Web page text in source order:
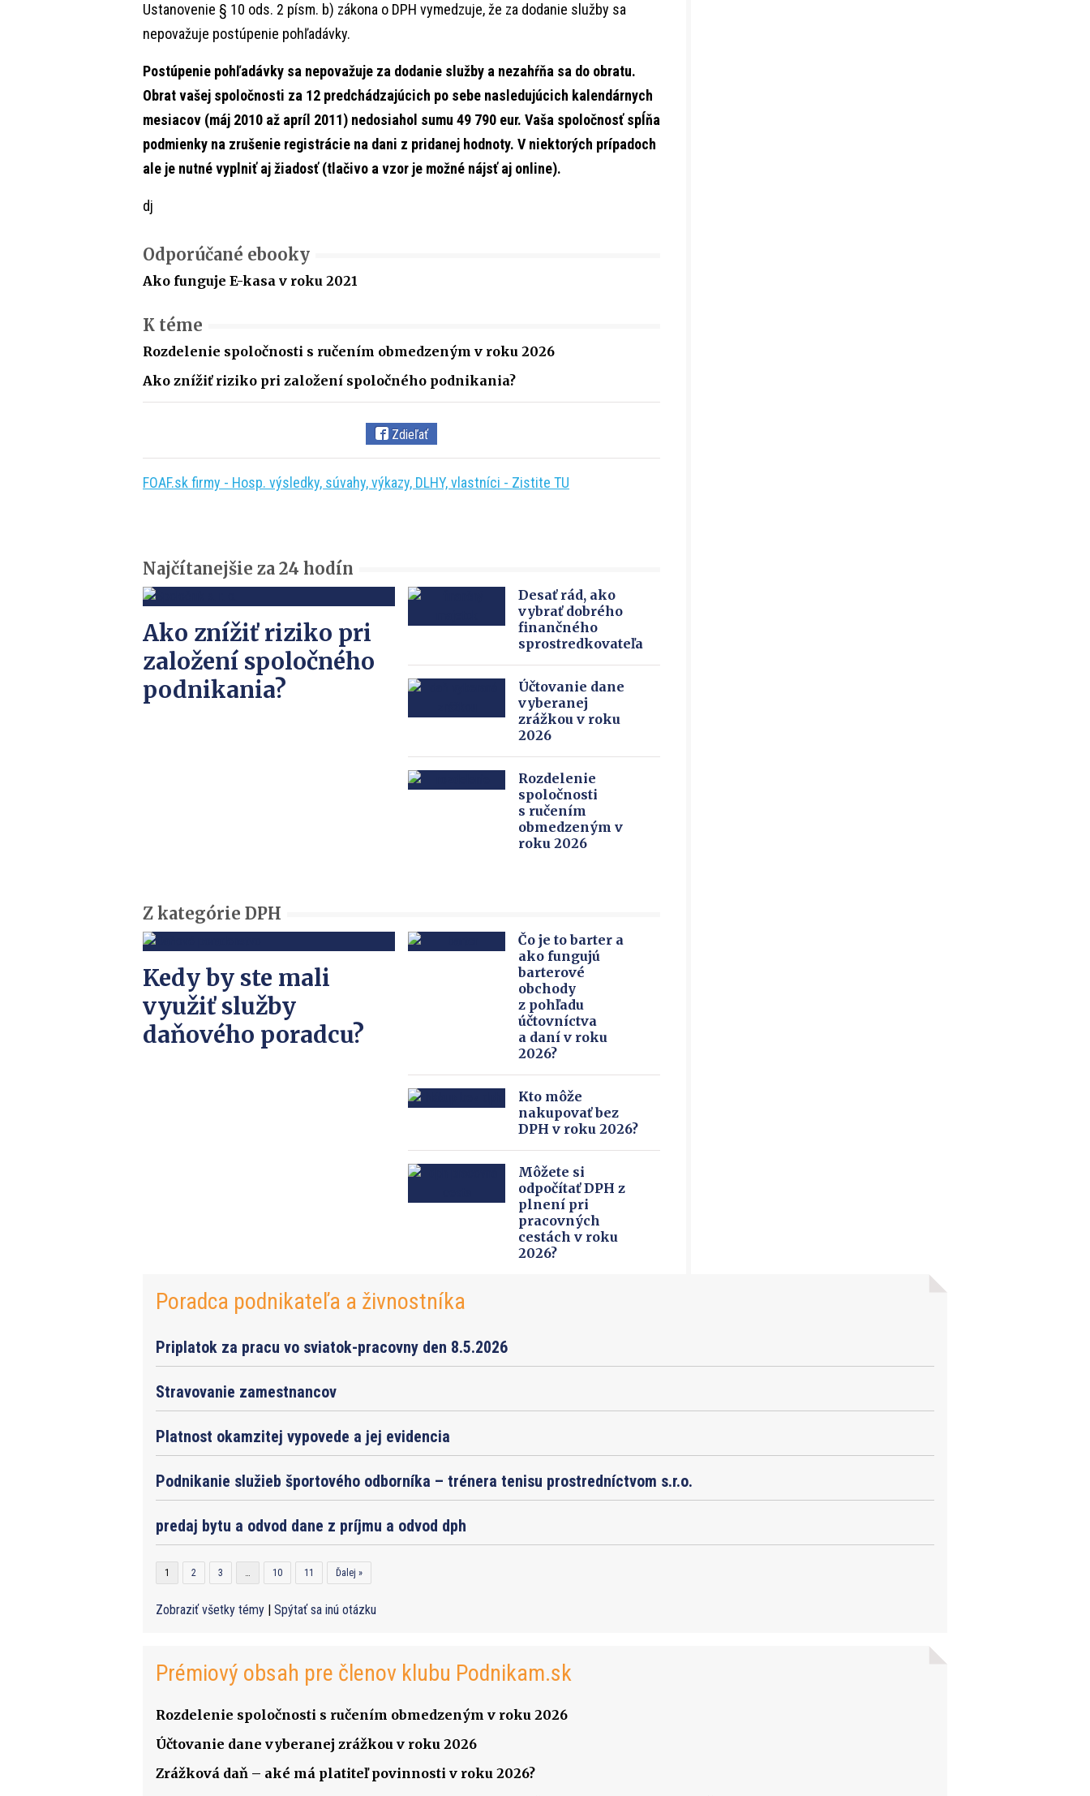
Ustanovenie § 10 ods. 2 písm. b) zákona o DPH vymedzuje, že za dodanie služby sa
nepovažuje postúpenie pohľadávky.
Postúpenie pohľadávky sa nepovažuje za dodanie služby a nezahŕňa sa do obratu.
Obrat vašej spoločnosti za 12 predchádzajúcich po sebe nasledujúcich kalendárnych
mesiacov (máj 2010 až apríl 2011) nedosiahol sumu 49 790 eur. Vaša spoločnosť spĺňa
podmienky na zrušenie registrácie na dani z pridanej hodnoty. V niektorých prípadoch
ale je nutné vyplniť aj žiadosť (tlačivo a vzor je možné nájsť aj online).
dj
Odporúčané ebooky
Ako funguje E-kasa v roku 2021
K téme
Rozdelenie spoločnosti s ručením obmedzeným v roku 2026
Ako znížiť riziko pri založení spoločného podnikania?
Zdieľať
FOAF.sk firmy - Hosp. výsledky, súvahy, výkazy, DLHY, vlastníci - Zistite TU
Najčítanejšie za 24 hodín
Ako znížiť riziko pri
založení spoločného
podnikania?
Desať rád, ako
vybrať dobrého
finančného
sprostredkovateľa
Účtovanie dane
vyberanej
zrážkou v roku
2026
Rozdelenie
spoločnosti
s ručením
obmedzeným v
roku 2026
Z kategórie DPH
Kedy by ste mali
využiť služby
daňového poradcu?
Čo je to barter a
ako fungujú
barterové
obchody
z pohľadu
účtovníctva
a daní v roku
2026?
Kto môže
nakupovať bez
DPH v roku 2026?
Môžete si
odpočítať DPH z
plnení pri
pracovných
cestách v roku
2026?
Poradca podnikateľa a živnostníka
Priplatok za pracu vo sviatok-pracovny den 8.5.2026
Stravovanie zamestnancov
Platnost okamzitej vypovede a jej evidencia
Podnikanie služieb športového odborníka – trénera tenisu prostredníctvom s.r.o.
predaj bytu a odvod dane z príjmu a odvod dph
1 2 3 … 10 11 Ďalej »
Zobraziť všetky témy Spýtať sa inú otázku
Prémiový obsah pre členov klubu Podnikam.sk
Rozdelenie spoločnosti s ručením obmedzeným v roku 2026
Účtovanie dane vyberanej zrážkou v roku 2026
Zrážková daň – aké má platiteľ povinnosti v roku 2026?